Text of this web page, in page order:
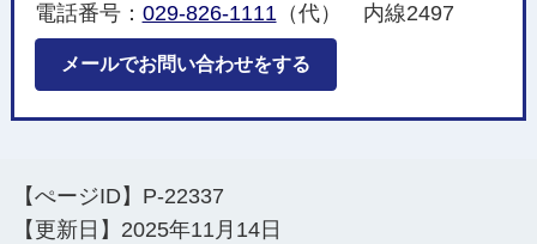
電話番号： 029-826-1111（代） 内線2497
メールでお問い合わせをする
【ぺージID】 P-22337
【更新日】 2025年11月14日